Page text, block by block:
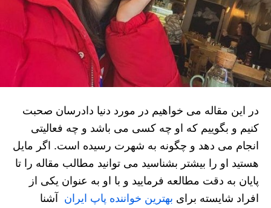
در این مقاله می خواهیم در مورد دنیا دادرسان صحبت
کنیم و بگوییم که او چه کسی می باشد و چه فعالیتی
انجام می‌ دهد و چگونه به شهرت رسیده است. اگر مایل
هستید او را بیشتر بشناسید می توانید مطالب مقاله را تا
پایان به دقت مطالعه فرمایید و با او به عنوان یکی از
افراد شایسته برای بهترین خواننده پاپ ایران
آشنا